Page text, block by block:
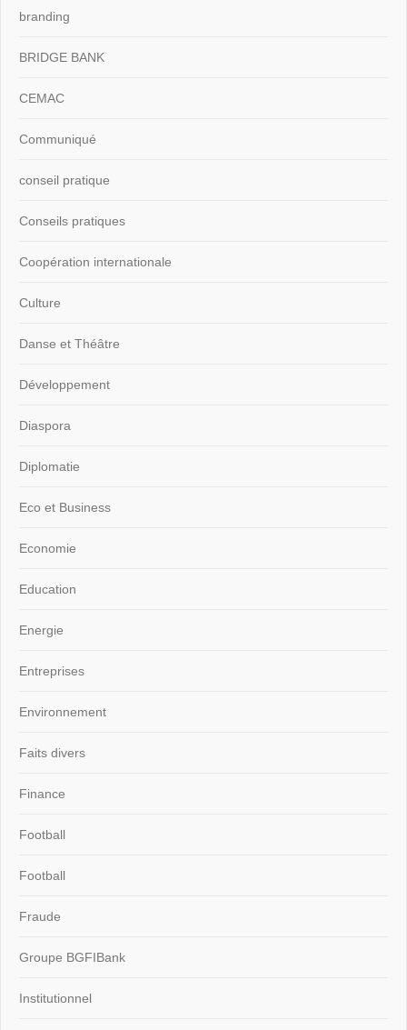
branding
BRIDGE BANK
CEMAC
Communiqué
conseil pratique
Conseils pratiques
Coopération internationale
Culture
Danse et Théâtre
Développement
Diaspora
Diplomatie
Eco et Business
Economie
Education
Energie
Entreprises
Environnement
Faits divers
Finance
Football
Football
Fraude
Groupe BGFIBank
Institutionnel